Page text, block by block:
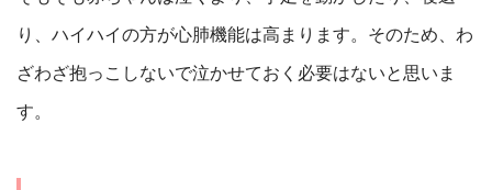
り、ハイハイの方が心肺機能は高まります。そのため、わ
ざわざ抱っこしないで泣かせておく必要はないと思いま
す。